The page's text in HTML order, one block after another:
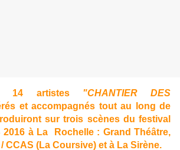
14 artistes "CHANTIER DES
et accompagnés tout au long de
sur trois scènes du festival
2016 à La
Rochelle : Grand Théâtre,
CCAS (La Coursive) et à La Sirène.